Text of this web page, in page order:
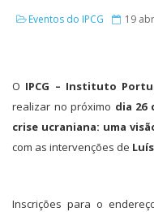
Eventos do IPCG 19
O IPCG – Instituto
realizar no próximo dia 26
crise ucraniana: uma
com as intervenções de
Inscrições para o